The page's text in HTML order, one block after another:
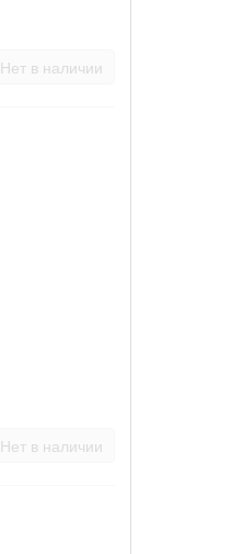
Нет в наличии
Нет в наличии